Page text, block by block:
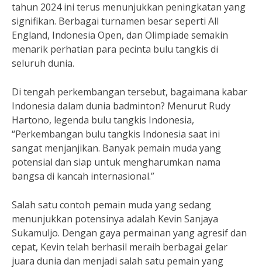
tahun 2024 ini terus menunjukkan peningkatan yang
signifikan. Berbagai turnamen besar seperti All
England, Indonesia Open, dan Olimpiade semakin
menarik perhatian para pecinta bulu tangkis di
seluruh dunia.
Di tengah perkembangan tersebut, bagaimana kabar
Indonesia dalam dunia badminton? Menurut Rudy
Hartono, legenda bulu tangkis Indonesia,
“Perkembangan bulu tangkis Indonesia saat ini
sangat menjanjikan. Banyak pemain muda yang
potensial dan siap untuk mengharumkan nama
bangsa di kancah internasional.”
Salah satu contoh pemain muda yang sedang
menunjukkan potensinya adalah Kevin Sanjaya
Sukamuljo. Dengan gaya permainan yang agresif dan
cepat, Kevin telah berhasil meraih berbagai gelar
juara dunia dan menjadi salah satu pemain yang